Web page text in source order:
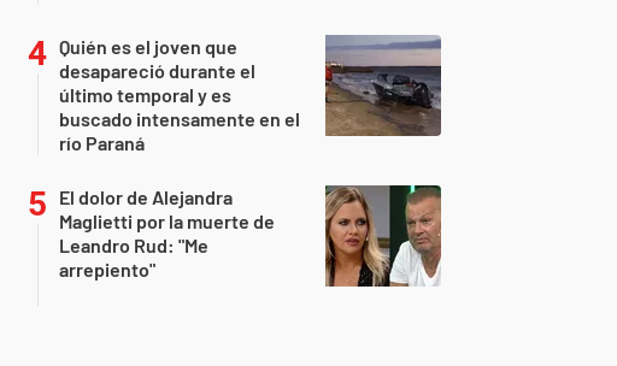
Quién es el joven que
desapareció durante el
último temporal y es
buscado intensamente en el
río Paraná
El dolor de Alejandra
Maglietti por la muerte de
Leandro Rud: "Me
arrepiento"